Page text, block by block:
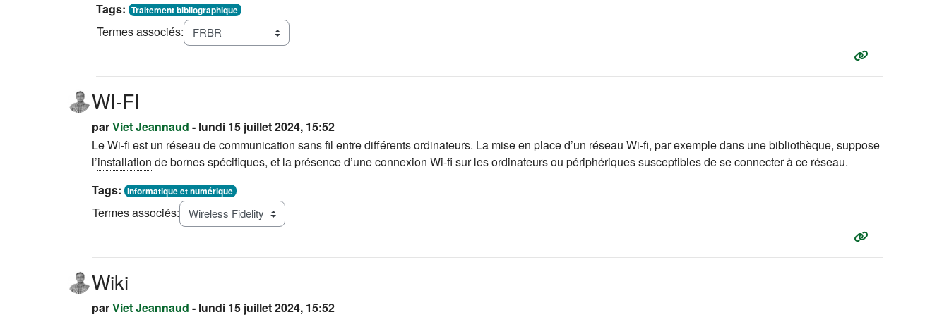
Tags: Traitement bibliographique
Termes associés:
WI-FI
parViet Jeannaud - lundi 15 juillet 2024, 15:52
Le Wi-fi est un réseau de communication sans fil entre différents ordinateurs. La mise en place d’un réseau Wi-fi, par exemple dans une bibliothèque, suppose
l’installation de bornes spécifiques, et la présence d’une connexion Wi-fi sur les ordinateurs ou périphériques susceptibles de se connecter à ce réseau.
Tags: Informatique et numérique
Termes associés:
Wiki
parViet Jeannaud - lundi 15 juillet 2024, 15:52